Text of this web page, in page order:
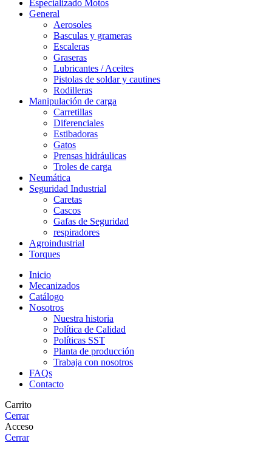
Especializado Motos
General
Aerosoles
Basculas y grameras
Escaleras
Graseras
Lubricantes / Aceites
Pistolas de soldar y cautines
Rodilleras
Manipulación de carga
Carretillas
Diferenciales
Estibadoras
Gatos
Prensas hidráulicas
Troles de carga
Neumática
Seguridad Industrial
Caretas
Cascos
Gafas de Seguridad
respiradores
Agroindustrial
Torques
Inicio
Mecanizados
Catálogo
Nosotros
Nuestra historia
Política de Calidad
Políticas SST
Planta de producción
Trabaja con nosotros
FAQs
Contacto
Carrito
Cerrar
Acceso
Cerrar